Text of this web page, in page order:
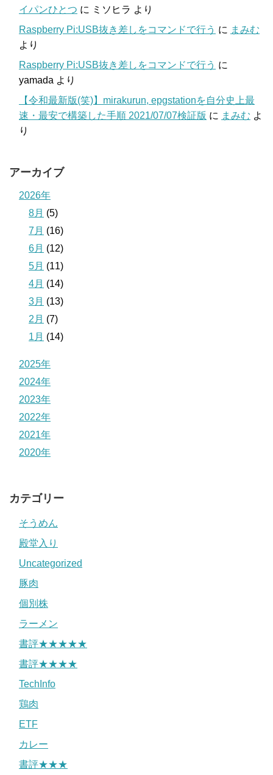
イパンひとつ に ミソヒラ より
Raspberry Pi:USB抜き差しをコマンドで行う に まみむ
より
Raspberry Pi:USB抜き差しをコマンドで行う に
yamada より
【令和最新版(笑)】mirakurun, epgstationを自分史上最
速・最安で構築した手順 2021/07/07検証版 に まみむ よ
り
アーカイブ
2026年
8月 (5)
7月 (16)
6月 (12)
5月 (11)
4月 (14)
3月 (13)
2月 (7)
1月 (14)
2025年
2024年
2023年
2022年
2021年
2020年
カテゴリー
そうめん
殿堂入り
Uncategorized
豚肉
個別株
ラーメン
書評★★★★★
書評★★★★
TechInfo
鶏肉
ETF
カレー
書評★★★